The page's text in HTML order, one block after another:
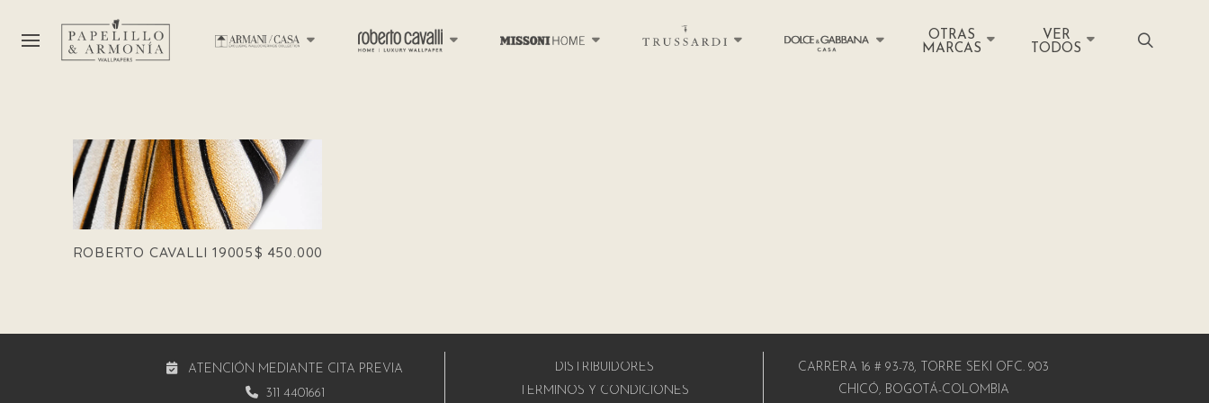
OTRAS
MARCAS
VER
TODOS
ROBERTO CAVALLI 19005$ 450.000
ATENCIÓN MEDIANTE CITA PREVIA
311 4401661
DISTRIBUIDORES
TÉRMINOS Y CONDICIONES
CARRERA 16 # 93-78, TORRE SEKI OFC. 903
CHICÓ, BOGOTÁ-COLOMBIA